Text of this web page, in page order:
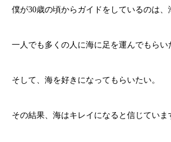
僕が30歳の頃からガイドをしているのは、
一人でも多くの人に海に足を運んでもらい
そして、海を好きになってもらいたい。
その結果、海はキレイになると信じていま